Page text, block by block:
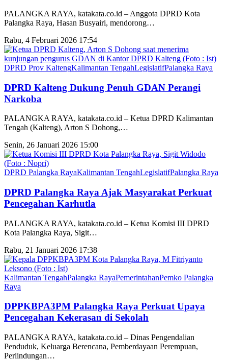
PALANGKA RAYA, katakata.co.id – Anggota DPRD Kota
Palangka Raya, Hasan Busyairi, mendorong…
Rabu, 4 Februari 2026 17:54
DPRD Prov KaltengKalimantan TengahLegislatifPalangka Raya
DPRD Kalteng Dukung Penuh GDAN Perangi
Narkoba
PALANGKA RAYA, katakata.co.id – Ketua DPRD Kalimantan
Tengah (Kalteng), Arton S Dohong,…
Senin, 26 Januari 2026 15:00
DPRD Palangka RayaKalimantan TengahLegislatifPalangka Raya
DPRD Palangka Raya Ajak Masyarakat Perkuat
Pencegahan Karhutla
PALANGKA RAYA, katakata.co.id – Ketua Komisi III DPRD
Kota Palangka Raya, Sigit…
Rabu, 21 Januari 2026 17:38
Kalimantan TengahPalangka RayaPemerintahanPemko Palangka
Raya
DPPKBPA3PM Palangka Raya Perkuat Upaya
Pencegahan Kekerasan di Sekolah
PALANGKA RAYA, katakata.co.id – Dinas Pengendalian
Penduduk, Keluarga Berencana, Pemberdayaan Perempuan,
Perlindungan…